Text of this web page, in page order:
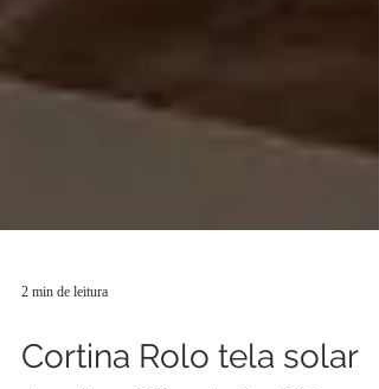
2 min de leitura